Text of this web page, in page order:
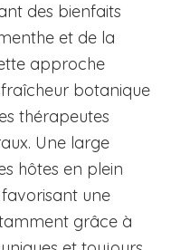
des bienfaits
et de la
approche
botanique
thérapeutes
Une large
hôtes en plein
favorisant une
grâce à